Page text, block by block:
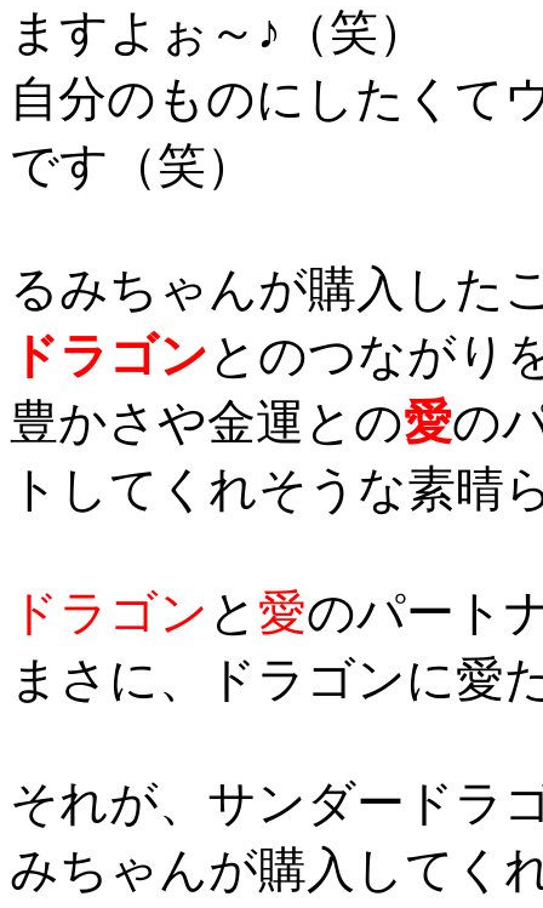
ますよぉ～♪（笑）
自分のものにしたくて
です（笑）
るみちゃんが購入した
ドラゴン とのつながり
豊かさや金運との愛の
トしてくれそうな素晴
ドラゴン と 愛のパート
まさに、ドラゴンに愛
それが、サンダードラ
みちゃんが購入してく